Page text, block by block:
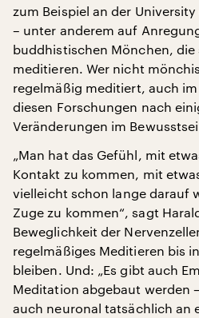
zum Beispiel an der
– unter anderem auf
buddhistischen Mönchen, die
meditieren. Wer nicht
regelmäßig meditiert, auch
diesen Forschungen nach
Veränderungen im
„Man hat das Gefühl, mit
Kontakt zu kommen, mit
vielleicht schon lange darauf
Zuge zu kommen“, sagt
Beweglichkeit der
regelmäßiges Meditieren bis
bleiben. Und: „Es gibt auch
Meditation abgebaut werden
auch neuronal tatsächlich an